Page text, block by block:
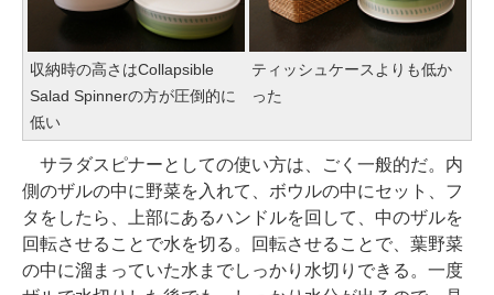
収納時の高さはCollapsible
Salad Spinnerの方が圧倒的に
低い
ティッシュケースよりも低か
った
サラダスピナーとしての使い方は、ごく一般的だ。内
側のザルの中に野菜を入れて、ボウルの中にセット、フ
タをしたら、上部にあるハンドルを回して、中のザルを
回転させることで水を切る。回転させることで、葉野菜
の中に溜まっていた水までしっかり水切りできる。一度